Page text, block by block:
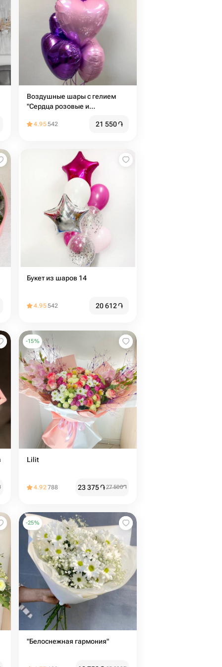
Воздушные шары с гелием
"Сердца розовые и
4.95542 21 550֏
Букет из шаров 14
4.95542 20 612֏
-15%
Lilit
4.92788 23 375֏27 500֏
-25%
"Белоснежная гармония"